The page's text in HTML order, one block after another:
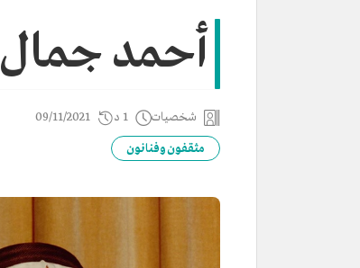
أحمد جمال
شخصيات 1 د 09/11/2021
مثقفون وفنانون